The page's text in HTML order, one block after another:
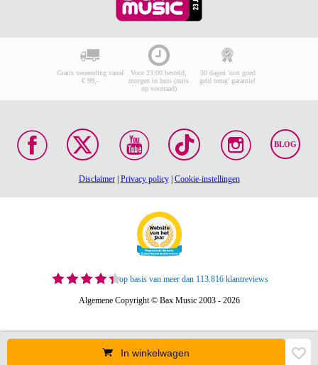
In winkelwagen
Gratis verzending vanaf
€ 99,-
Voor 23:00 besteld,
morgen in huis (mits
op voorraad)
30 dagen 'niet goed
geld terug' garantie!
BLOG
Disclaimer| Privacy policy| Cookie-instellingen
op basis van meer dan 113.816 klantreviews
Algemene Copyright © Bax Music 2003 - 2026